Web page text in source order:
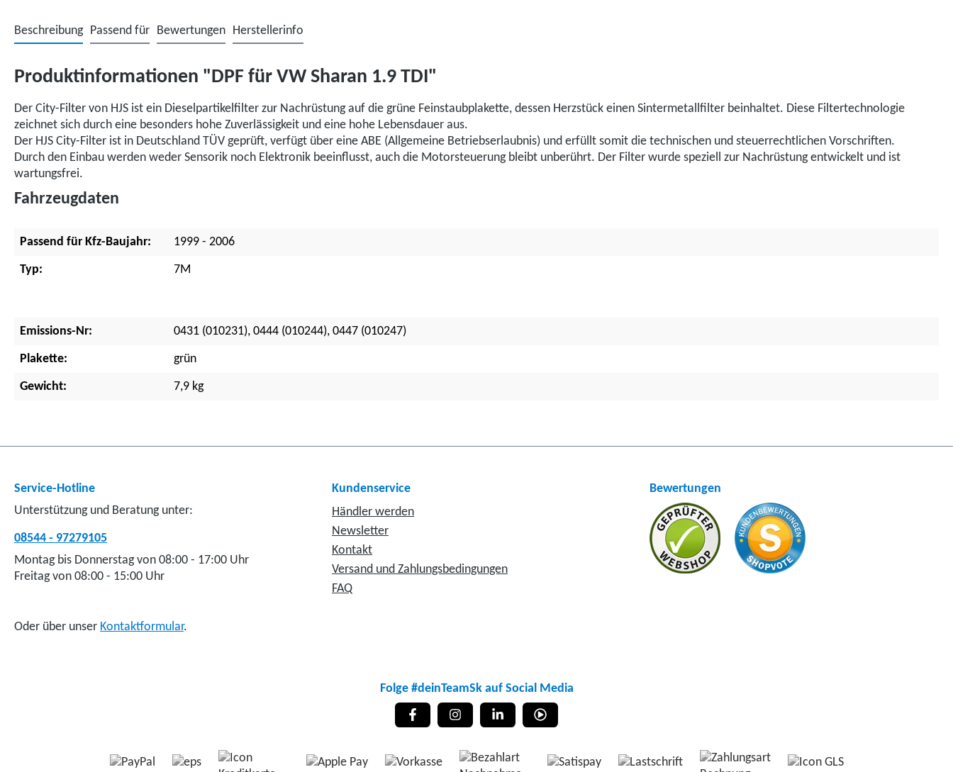
Beschreibung Passend für Bewertungen Herstellerinfo
Produktinformationen "DPF für VW Sharan 1.9 TDI"
Der City-Filter von HJS ist ein Dieselpartikelfilter zur Nachrüstung auf die grüne Feinstaubplakette, dessen Herzstück einen Sintermetallfilter beinhaltet. Diese Filtertechnologie
zeichnet sich durch eine besonders hohe Zuverlässigkeit und eine hohe Lebensdauer aus.
Der HJS City-Filter ist in Deutschland TÜV geprüft, verfügt über eine ABE (Allgemeine Betriebserlaubnis) und erfüllt somit die technischen und steuerrechtlichen Vorschriften.
Durch den Einbau werden weder Sensorik noch Elektronik beeinflusst, auch die Motorsteuerung bleibt unberührt. Der Filter wurde speziell zur Nachrüstung entwickelt und ist
wartungsfrei.
Fahrzeugdaten
Passend für Kfz-Baujahr: 1999 - 2006
Typ: 7M
Emissions-Nr: 0431 (010231), 0444 (010244), 0447 (010247)
Plakette: grün
Gewicht: 7,9 kg
Service-Hotline
Unterstützung und Beratung unter:
08544 - 97279105
Montag bis Donnerstag von 08:00 - 17:00 Uhr
Freitag von 08:00 - 15:00 Uhr
Oder über unser Kontaktformular.
Kundenservice
Händler werden
Newsletter
Kontakt
Versand und Zahlungsbedingungen
FAQ
Bewertungen
Folge #deinTeamSk auf Social Media